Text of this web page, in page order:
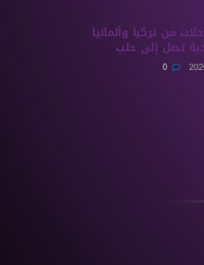
من ‏تركيا وألمانيا
تصل إلى حلب